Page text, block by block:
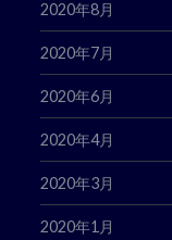
2020年8月
2020年7月
2020年6月
2020年4月
2020年3月
2020年1月